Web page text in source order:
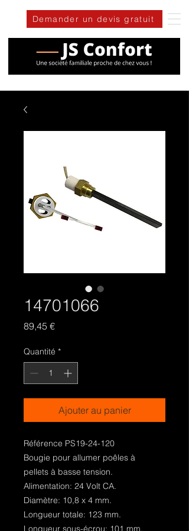
Demander un devis gratuit
14701066
89,45 €Prix
Quantité *
Ajouter au panier
Référence PS19-24-120
Bougie pour allumer poêles à
pellets à basse tension.
Alimentation: 24 Volt CA.
Diamètre: 10,8 x 4 mm.
Longueur totale: 123 mm.
Longueur sous-écrou: 101 mm.